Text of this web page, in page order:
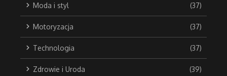
Moda i styl (37)
Motoryzacja (37)
Technologia (37)
Zdrowie i Uroda (39)